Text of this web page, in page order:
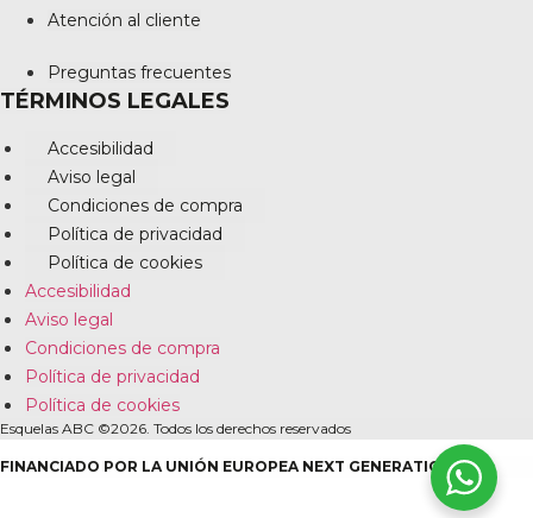
Atención al cliente
Preguntas frecuentes
TÉRMINOS LEGALES
Accesibilidad
Aviso legal
Condiciones de compra
Política de privacidad
Política de cookies
Accesibilidad
Aviso legal
Condiciones de compra
Política de privacidad
Política de cookies
Esquelas ABC ©2026. Todos los derechos reservados
FINANCIADO POR LA UNIÓN EUROPEA NEXT GENERATION EU